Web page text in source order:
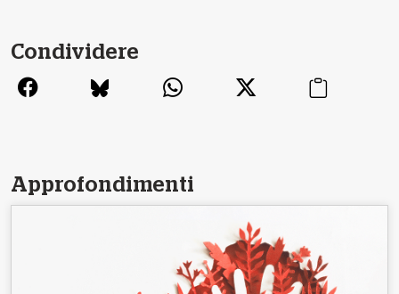
Condividere
Approfondimenti